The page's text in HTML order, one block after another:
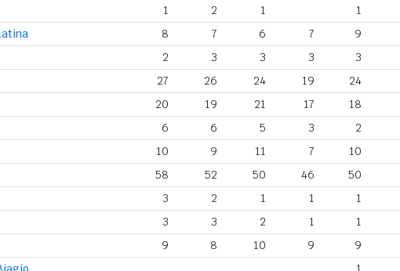
1 2 1 1
8 7 6 7 9
2 3 3 3 3
27 26 24 19 24
20 19 21 17 18
6 6 5 3 2
10 9 11 7 10
58 52 50 46 50
3 2 1 1 1
3 3 2 1 1
9 8 10 9 9